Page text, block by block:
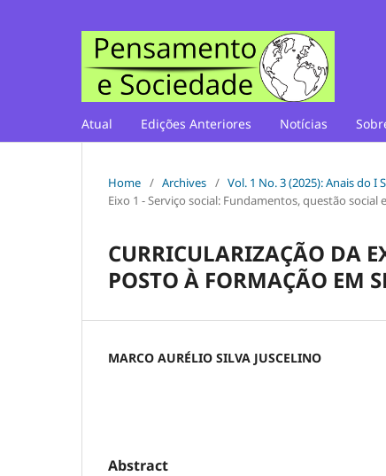
Atual Edições Anteriores Notícias
Home / Archives / Vol. 1 No. 3 (2025): Anais do I
Eixo 1 - Serviço social: Fundamentos, questão
CURRICULARIZAÇÃO DA
POSTO À FORMAÇÃO EM
MARCO AURÉLIO SILVA JUSCELINO
Abstract